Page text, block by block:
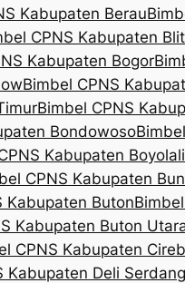
Kabupaten Berau
CPNS Kabupaten
Kabupaten Bogor
Bimbel CPNS
Bimbel CPNS
Bondowoso
Kabupaten Boyolali
CPNS Kabupaten
Kabupaten Buton
Kabupaten Buton
CPNS Kabupaten
Kabupaten Deli Serdang